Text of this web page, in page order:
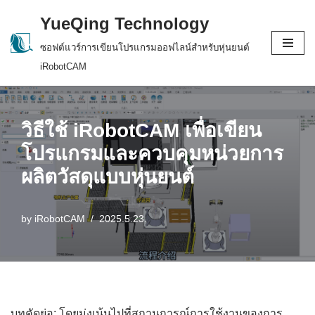
Skip
YueQing Technology
ซอฟต์แวร์การเขียนโปรแกรมออฟไลน์สำหรับหุ่นยนต์
iRobotCAM
วิธีใช้ iRobotCAM เพื่อเขียน
โปรแกรมและควบคุมหน่วยการ
ผลิตวัสดุแบบหุ่นยนต์
by iRobotCAM 2025.5.23.